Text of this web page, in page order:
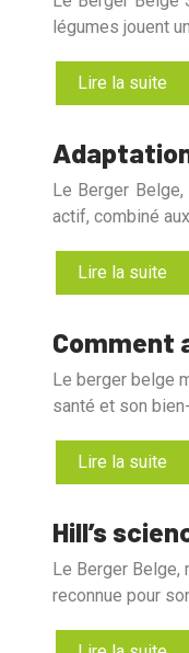
légumes jouent
Lire la suite
Le Berger
actif, combiné
Lire la suite
Comment
Le berger belge
santé et son
Lire la suite
Hill’s
Le Berger Belge,
reconnue pour